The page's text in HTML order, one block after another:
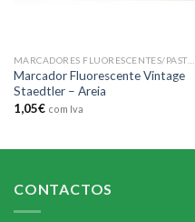
MARCADORES FLUORESCENTES/PASTEIS
Marcador Fluorescente Vintage
Staedtler – Areia
1,05€ com Iva
CONTACTOS